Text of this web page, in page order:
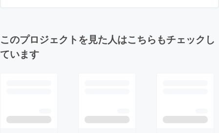
このプロジェクトを見た人はこちらもチェックし
ています